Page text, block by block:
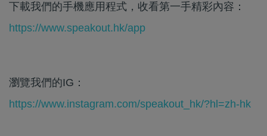
下載我們的手機應用程式，收看第一手精彩內容：
https://www.speakout.hk/app
瀏覽我們的IG：
https://www.instagram.com/speakout_hk/?hl=zh-hk